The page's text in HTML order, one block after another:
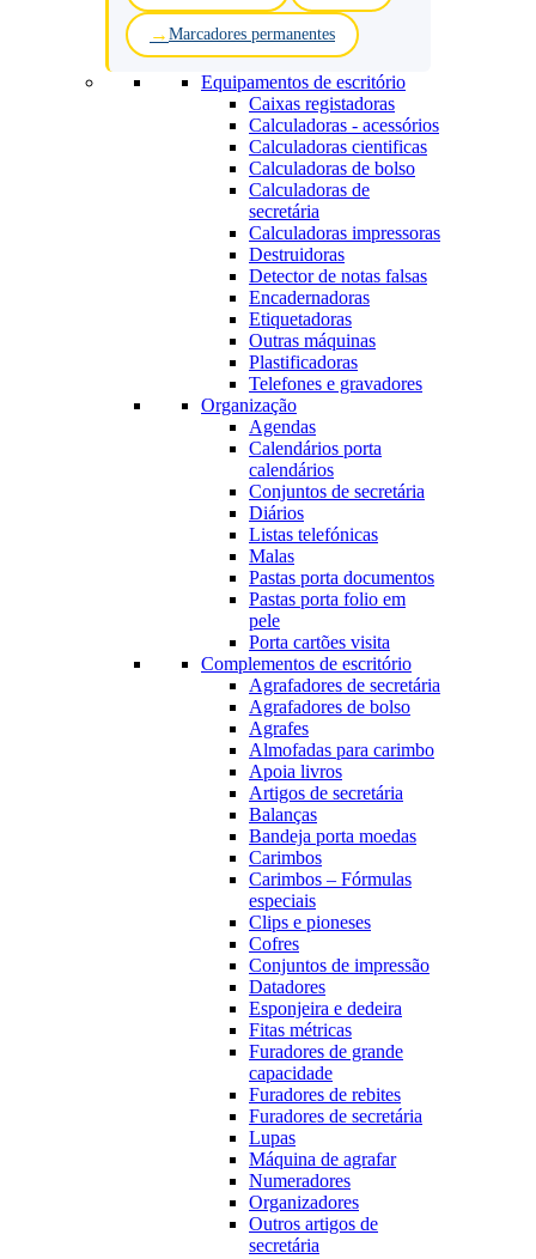
Marcadores permanentes
Equipamentos de escritório
Caixas registadoras
Calculadoras - acessórios
Calculadoras cientificas
Calculadoras de bolso
Calculadoras de
secretária
Calculadoras impressoras
Destruidoras
Detector de notas falsas
Encadernadoras
Etiquetadoras
Outras máquinas
Plastificadoras
Telefones e gravadores
Organização
Agendas
Calendários porta
calendários
Conjuntos de secretária
Diários
Listas telefónicas
Malas
Pastas porta documentos
Pastas porta folio em
pele
Porta cartões visita
Complementos de escritório
Agrafadores de secretária
Agrafadores de bolso
Agrafes
Almofadas para carimbo
Apoia livros
Artigos de secretária
Balanças
Bandeja porta moedas
Carimbos
Carimbos – Fórmulas
especiais
Clips e pioneses
Cofres
Conjuntos de impressão
Datadores
Esponjeira e dedeira
Fitas métricas
Furadores de grande
capacidade
Furadores de rebites
Furadores de secretária
Lupas
Máquina de agrafar
Numeradores
Organizadores
Outros artigos de
secretária